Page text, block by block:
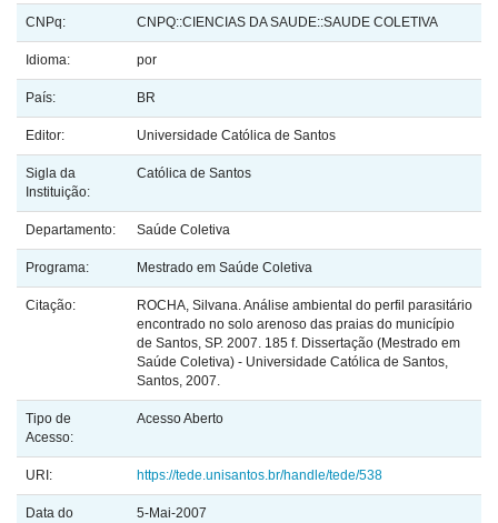
CNPq: CNPQ::CIENCIAS DA SAUDE::SAUDE COLETIVA
Idioma: por
País: BR
Editor: Universidade Católica de Santos
Sigla da
Instituição:
Católica de Santos
Departamento: Saúde Coletiva
Programa: Mestrado em Saúde Coletiva
Citação:
ROCHA, Silvana. Análise ambiental do perfil parasitário
encontrado no solo arenoso das praias do município
de Santos, SP. 2007. 185 f. Dissertação (Mestrado em
Saúde Coletiva) - Universidade Católica de Santos,
Santos, 2007.
Tipo de
Acesso:
Acesso Aberto
URI: https://tede.unisantos.br/handle/tede/538
Data do
5-Mai-2007